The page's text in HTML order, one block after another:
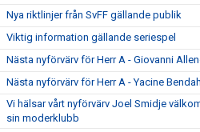
Nya riktlinjer från SvFF gällande publik
Viktig information gällande seriespel
Nästa nyförvärv för Herr A - Giovanni
Nästa nyförvärv för Herr A - Yacine
Vi hälsar vårt nyförvärv Joel Smidje
sin moderklubb